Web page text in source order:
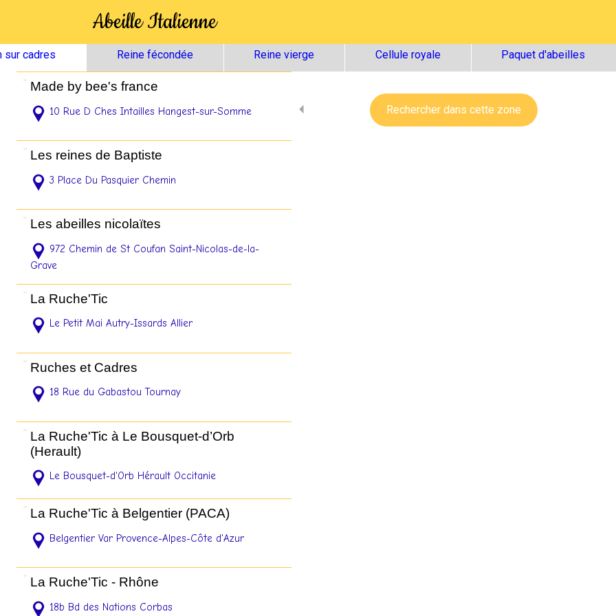
Abeille Italienne
sur cadres Reine fécondée Reine vierge Cellule royale Paquet d'abeilles
Made by bee's france
10 Rue D Ches Intailles Hangest-sur-Somme
Les reines de Baptiste
3 Place Du Pasquier Chemin
Les abeilles nicolaïtes
972 Chemin de St Coufan Saint-Nicolas-de-la-
Grave
La Ruche'Tic
Le Petit Mai Autry-Issards Allier
Ruches et Cadres
18 Rue du Gabastou Tournay
La Ruche'Tic à Le Bousquet-d’Orb
(Herault)
Le Bousquet-d'Orb Hérault Occitanie
La Ruche'Tic à Belgentier (PACA)
Belgentier Var Provence-Alpes-Côte d'Azur
La Ruche'Tic - Rhône
18b Bd des Nations Corbas
Rechercher dans cette zone